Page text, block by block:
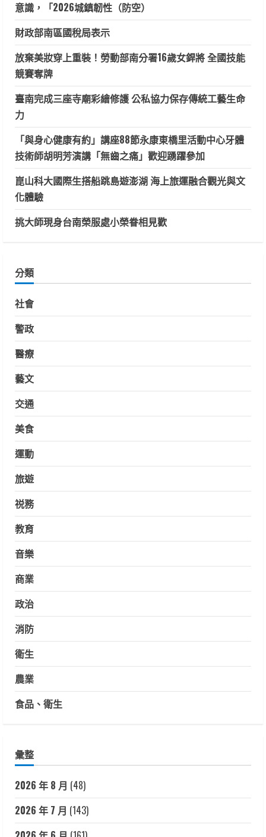
意識，「2026城鎮韌性（防空）
財政部南區國稅局表示
放棄美妝穿上重裝！勞動部南分署16歲女銲將 全國技能
競賽奪牌
臺南完成三座寺廟彩繪修護 公私協力保存傳統工藝生命
力
「與身心健康有約」講座88節永康東橋里活動中心牙體
技術師胡明芳演講「無齒之痛」歡迎踴躍參加
崑山科大國際生搭船跳島遊澎湖 海上旅運融合觀光與文
化體驗
挑大師現身台南榮服處小榮眷相見歡
分類
社會
警政
醫療
藝文
交通
美食
運動
旅遊
祱務
教育
音樂
商業
政治
消防
衛生
農業
食品、衛生
彙整
2026 年 8 月 (48)
2026 年 7 月 (143)